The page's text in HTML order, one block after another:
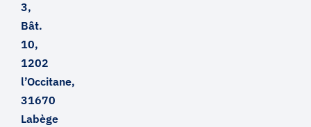
3,
Bât.
10,
1202
l’Occitane,
31670
Labège